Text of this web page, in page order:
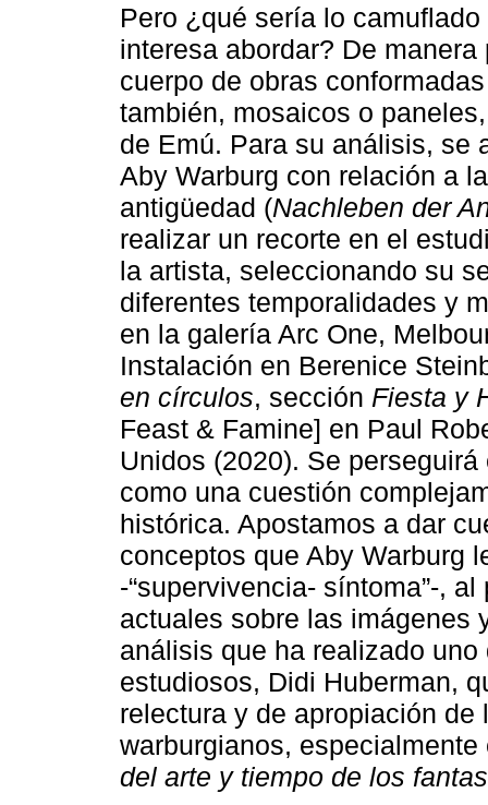
Pero ¿qué sería lo
interesa abordar? De
cuerpo de obras
también, mosaicos o
de Emú. Para su análisis, se
Aby Warburg con relación a
antigüedad (Nachleben der
realizar un recorte en el
la artista, seleccionando su
diferentes temporalidades y
en la galería Arc One,
Instalación en Berenice
en círculos, sección Fiesta y
Feast & Famine] en Paul
Unidos (2020). Se
como una cuestión
histórica. Apostamos a dar
conceptos que Aby Warburg
-“supervivencia- síntoma”-,
actuales sobre las imágenes
análisis que ha realizado
estudiosos, Didi Huberman,
relectura y de apropiación
warburgianos,
del arte y tiempo de los